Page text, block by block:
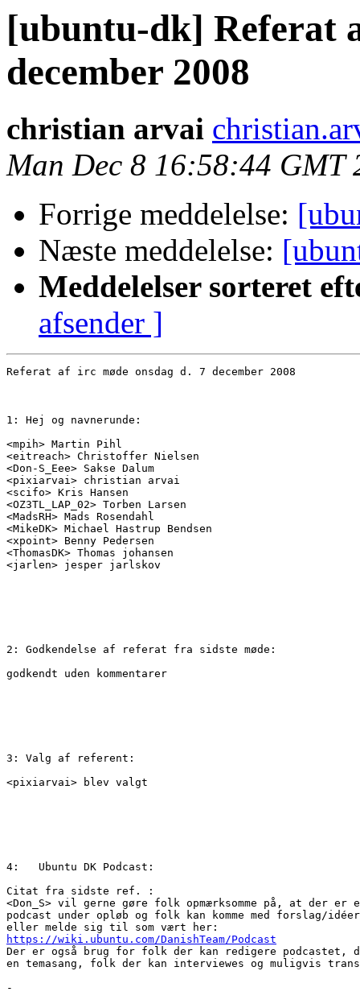
[ubuntu-dk] Referat
december 2008
christian arvai
Man Dec 8 16:58:44 GMT
Forrige meddelelse:
Næste meddelelse:
Meddelelser sorteret
afsender ]
Referat af irc møde onsdag d. 7 december 2008
1: Hej og navnerunde:
<mpih> Martin Pihl
<eitreach> Christoffer Nielsen
<Don-S_Eee> Sakse Dalum
<pixiarvai> christian arvai
<scifo> Kris Hansen
<OZ3TL_LAP_02> Torben Larsen
<MadsRH> Mads Rosendahl
<MikeDK> Michael Hastrup Bendsen
<xpoint> Benny Pedersen
<ThomasDK> Thomas johansen
<jarlen> jesper jarlskov
2: Godkendelse af referat fra sidste møde:
godkendt uden kommentarer
3: Valg af referent:
<pixiarvai> blev valgt
4:   Ubuntu DK Podcast:
Citat fra sidste ref. :
<Don_S> vil gerne gøre folk opmærksomme på, at der er
podcast under opløb og folk kan komme med forslag/
https://wiki.ubuntu.com/DanishTeam/Podcast
Der er også brug for folk der kan redigere podcastet,
en temasang, folk der kan interviewes og muligvis
-